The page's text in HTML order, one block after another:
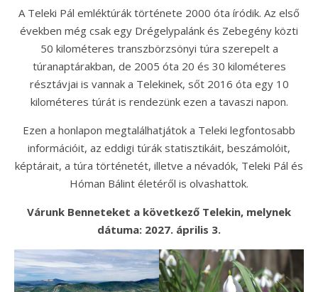
A Teleki Pál emléktúrák története 2000 óta íródik. Az első
években még csak egy Drégelypalánk és Zebegény közti
50 kilométeres transzbörzsönyi túra szerepelt a
túranaptárakban, de 2005 óta 20 és 30 kilométeres
résztávjai is vannak a Telekinek, sőt 2016 óta egy 10
kilométeres túrát is rendezünk ezen a tavaszi napon.
Ezen a honlapon megtalálhatjátok a Teleki legfontosabb
információit, az eddigi túrák statisztikáit, beszámolóit,
képtárait, a túra történetét, illetve a névadók, Teleki Pál és
Hóman Bálint életéről is olvashattok.
Várunk Benneteket a következő Telekin, melynek
dátuma: 2027. április 3.